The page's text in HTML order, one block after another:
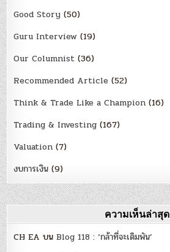
Good Story (50)
Guru Interview (19)
Our Columnist (36)
Recommended Article (52)
Think & Trade Like a Champion (16)
Trading & Investing (167)
Valuation (7)
งบการเงิน (9)
ความเห็นล่าสุด
CH EA บนBlog 118 : ‘กล้าที่จะเดิมพัน’